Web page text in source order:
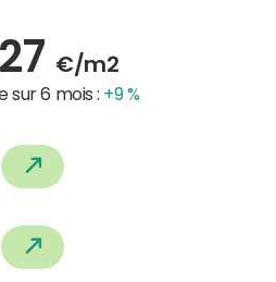
€/m2
sur 6 mois : +9 %